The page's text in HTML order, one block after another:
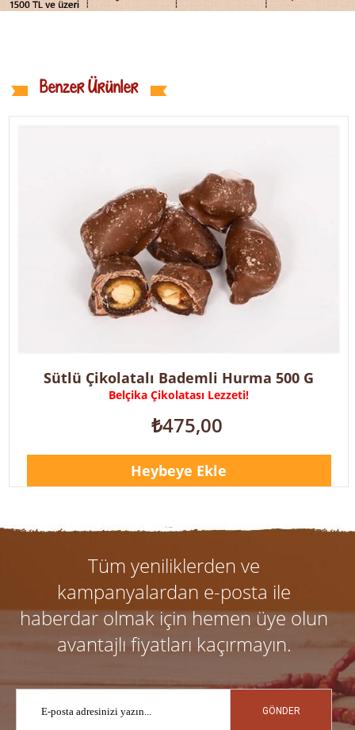
Benzer Ürünler
500 G
Beyaz Çikolatalı Bademli
Belçika Çikolatası Lezzeti!
₺475,00
Heybeye Ekle
Tüm yeniliklerden ve
kampanyalardan e-posta ile
haberdar olmak için hemen üye olun
avantajlı fiyatları kaçırmayın.
GÖNDER